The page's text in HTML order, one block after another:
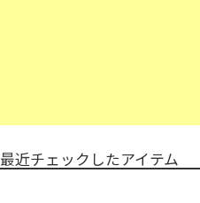
最近チェックしたアイテム